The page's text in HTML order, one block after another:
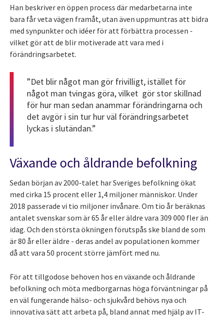
Han beskriver en öppen process där medarbetarna inte
bara får veta vägen framåt, utan även uppmuntras att bidra
med synpunkter och idéer för att förbättra processen -
vilket gör att de blir motiverade att vara med i
förändringsarbetet.
”Det blir något man gör frivilligt, istället för
något man tvingas göra, vilket gör stor skillnad
för hur man sedan anammar förändringarna och
det avgör i sin tur hur väl förändringsarbetet
lyckas i slutändan.”
Växande och åldrande befolkning
Sedan början av 2000-talet har Sveriges befolkning ökat
med cirka 15 procent eller 1,4 miljoner människor. Under
2018 passerade vi tio miljoner invånare. Om tio år beräknas
antalet svenskar som är 65 år eller äldre vara 309 000 fler än
idag. Och den största ökningen förutspås ske bland de som
är 80 år eller äldre - deras andel av populationen kommer
då att vara 50 procent större jämfört med nu.
För att tillgodose behoven hos en växande och åldrande
befolkning och möta medborgarnas höga förväntningar på
en väl fungerande hälso- och sjukvård behövs nya och
innovativa sätt att arbeta på, bland annat med hjälp av IT-